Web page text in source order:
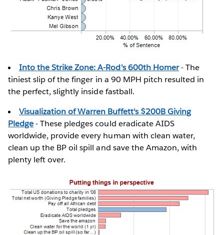
Into the Strike Zone: A-Rod's 600th Homer- The
tiniest slip of the finger in a 90 MPH pitch resulted in
the perfect, slightly inside fastball.
Visualization of Warren Buffett's $200B Giving
Pledge- These pledges could eradicate AIDS
worldwide, provide every human with clean water,
clean up the BP oil spill and save the Amazon, with
plenty left over.